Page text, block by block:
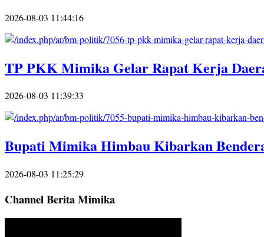
2026-08-03 11:44:16
TP PKK Mimika Gelar Rapat Kerja
2026-08-03 11:39:33
Bupati Mimika Himbau Kibarkan
2026-08-03 11:25:29
Channel Berita Mimika